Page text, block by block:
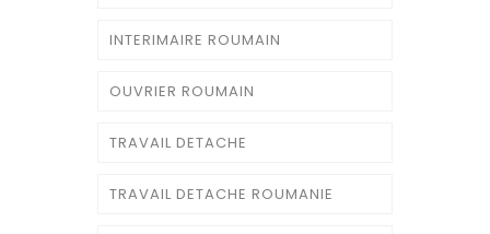
INTERIMAIRE ROUMAIN
OUVRIER ROUMAIN
TRAVAIL DETACHE
TRAVAIL DETACHE ROUMANIE